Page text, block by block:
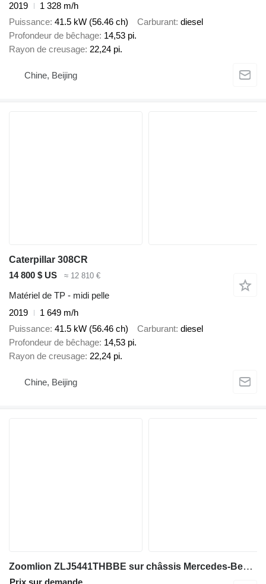
2019
1 328 m/h
Puissance 41.5 kW (56.46 ch) Carburant diesel
Profondeur de bêchage 14,53 pi.
Rayon de creusage 22,24 pi.
Chine, Beijing
Caterpillar 308CR
14 800 $ US
≈ 12 810 €
Matériel de TP - midi pelle
2019
1 649 m/h
Puissance 41.5 kW (56.46 ch) Carburant diesel
Profondeur de bêchage 14,53 pi.
Rayon de creusage 22,24 pi.
Chine, Beijing
Zoomlion ZLJ5441THBBE sur châssis Mercedes-Benz Arocs
Prix sur demande